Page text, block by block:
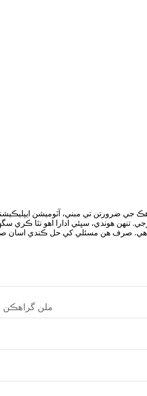
ضرورتن تي مبني، آٽوميشن
تنهن هوندي، سڀئي ادارا اهو نٿا
آهي. صرف هن مسئلي کي حل ڪندي
ملن گراهڪن